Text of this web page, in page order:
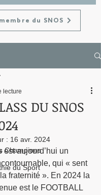
du SNOS
Champions
du Sport
DU SNOS
lecture
: 16 avr. 2024
est aujourd’hui un
qui « sent
fraternité ». En 2024 la
est le FOOTBALL